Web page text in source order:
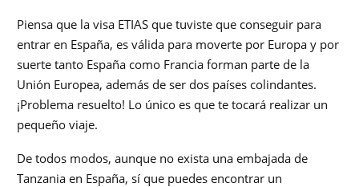
Piensa que la visa ETIAS que tuviste que conseguir para
entrar en España, es válida para moverte por Europa y por
suerte tanto España como Francia forman parte de la
Unión Europea, además de ser dos países colindantes.
¡Problema resuelto! Lo único es que te tocará realizar un
pequeño viaje.
De todos modos, aunque no exista una embajada de
Tanzania en España, sí que puedes encontrar un